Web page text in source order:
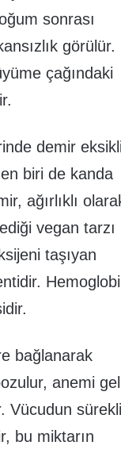
sonrası
görülür.
çağındaki
demir
biri de kanda
ağırlıklı
vegan tarzı
taşıyan
bağlanarak
anemi
Vücudun sürekli
bu miktarın